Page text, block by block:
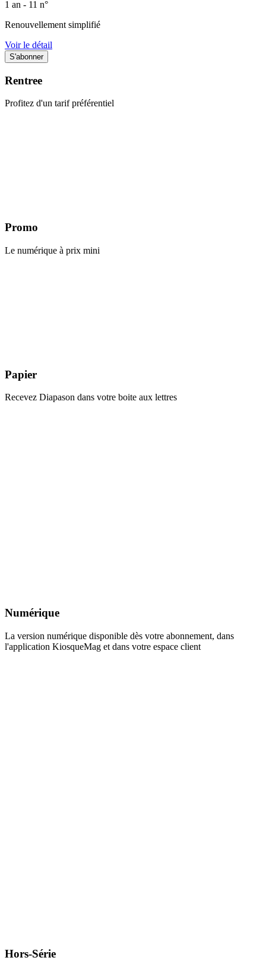
1 an - 11 n°
Renouvellement simplifié
Voir le détail
Rentree
Profitez d'un tarif préférentiel
Promo
Le numérique à prix mini
Papier
Recevez Diapason dans votre boite aux lettres
Numérique
La version numérique disponible dès votre abonnement, dans
l'application KiosqueMag et dans votre espace client
Hors-Série